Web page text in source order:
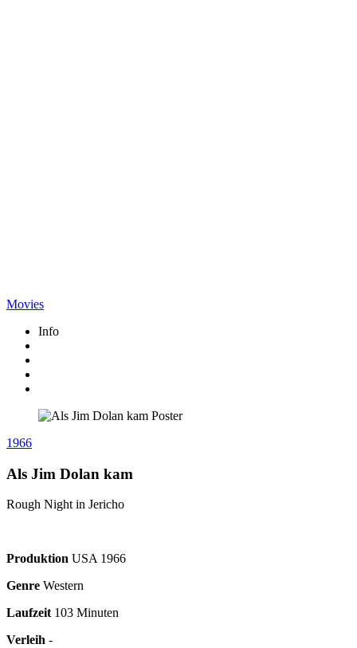
Movies
Info
1966
Als Jim Dolan kam
Rough Night in Jericho
Produktion USA 1966
Genre Western
Laufzeit103 Minuten
Verleih -